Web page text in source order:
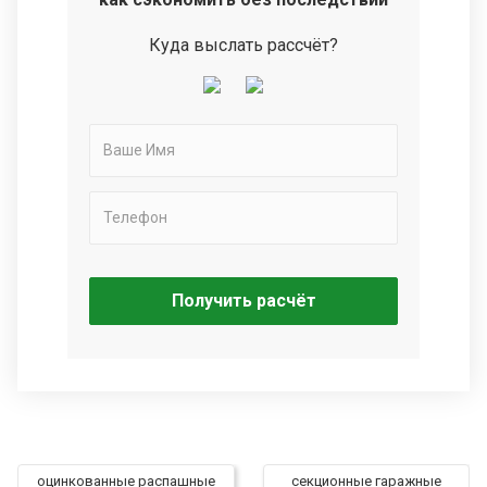
Куда выслать рассчёт?
Получить расчёт
оцинкованные распашные
секционные гаражные